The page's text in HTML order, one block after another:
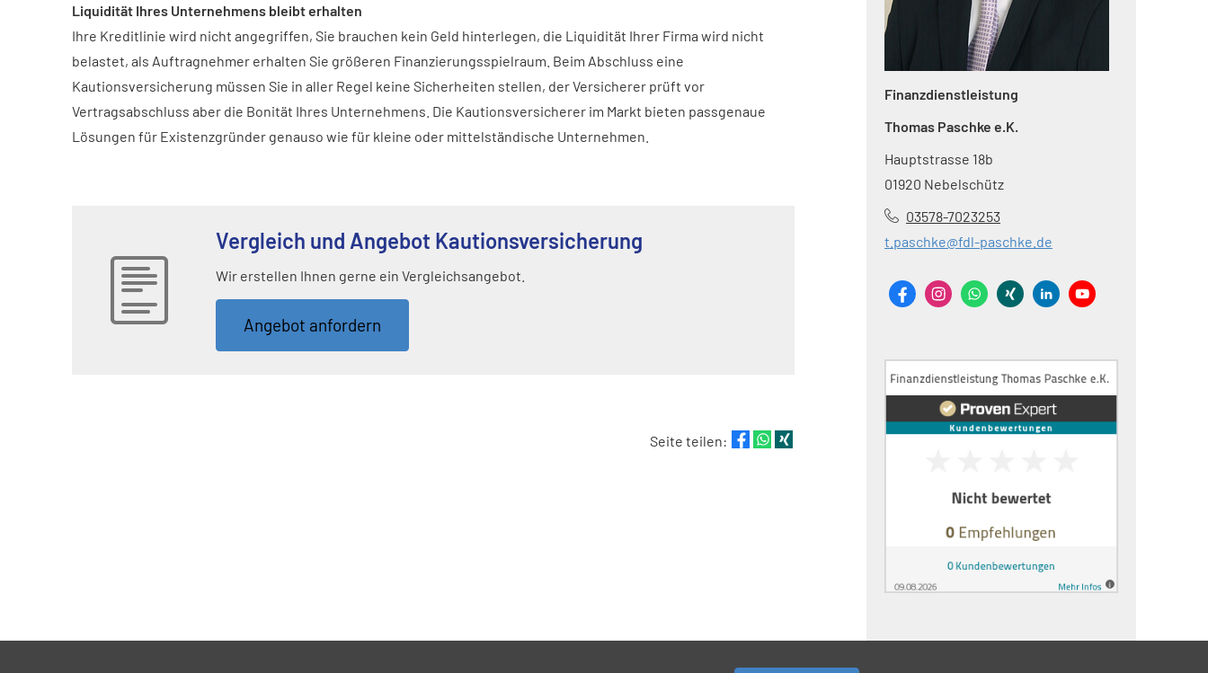
Finanzdienstleistung
Thomas Paschke e.K.
Hauptstrasse 18b
01920 Nebelschütz
03578-7023253
t.paschke@fdl-paschke.de
Liquidität Ihres Unternehmens bleibt erhalten
Ihre Kreditlinie wird nicht angegriffen, Sie brauchen kein Geld hinterlegen, die Liquidität Ihrer Firma wird nicht
belastet, als Auftragnehmer erhalten Sie größeren Finanzierungsspielraum. Beim Abschluss eine
Kautionsversicherung müssen Sie in aller Regel keine Sicherheiten stellen, der Versicherer prüft vor
Vertragsabschluss aber die Bonität Ihres Unternehmens. Die Kautionsversicherer im Markt bieten passgenaue
Lösungen für Existenzgründer genauso wie für kleine oder mittelständische Unternehmen.
Vergleich und Angebot Kautionsversicherung
Wir erstellen Ihnen gerne ein Vergleichsangebot.
An­ge­bot an­for­dern
Seite teilen: